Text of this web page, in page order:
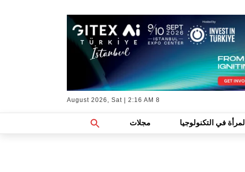
8 August 2026, Sat | 2:16 AM
المرأة في التكنولوجيا مجلات
Search
For:
Search Button